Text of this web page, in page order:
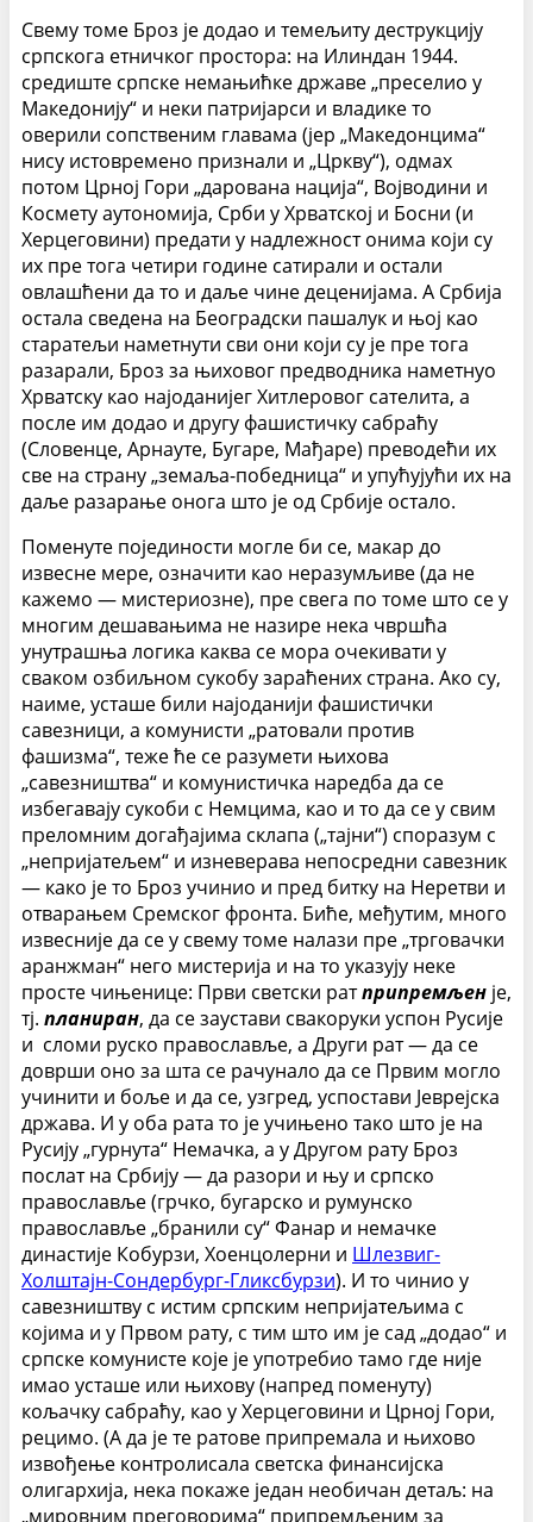
Свему томе Броз је додао и темељиту деструкцију
српскога етничког простора: на Илиндан 1944.
средиште српске немањићке државе „преселио у
Македонију“ и неки патријарси и владике то
оверили сопственим главама (јер „Македонцима“
нису истовремено признали и „Цркву“), одмах
потом Црној Гори „дарована нација“, Војводини и
Космету аутономија, Срби у Хрватској и Босни (и
Херцеговини) предати у надлежност онима који су
их пре тога четири године сатирали и остали
овлашћени да то и даље чине деценијама. А Србија
остала сведена на Београдски пашалук и њој као
старатељи наметнути сви они који су је пре тога
разарали, Броз за њиховог предводника наметнуо
Хрватску као најоданијег Хитлеровог сателита, а
после им додао и другу фашистичку сабраћу
(Словенце, Арнауте, Бугаре, Мађаре) преводећи их
све на страну „земаља-победница“ и упућујући их на
даље разарање онога што је од Србије остало.
Поменуте појединости могле би се, макар до
извесне мере, означити као неразумљиве (да не
кажемо — мистериозне), пре свега по томе што се у
многим дешавањима не назире нека чвршћа
унутрашња логика каква се мора очекивати у
сваком озбиљном сукобу зараћених страна. Ако су,
наиме, усташе били најоданији фашистички
савезници, а комунисти „ратовали против
фашизма“, теже ће се разумети њихова
„савезништва“ и комунистичка наредба да се
избегавају сукоби с Немцима, као и то да се у свим
преломним догађајима склапа („тајни“) споразум с
„непријатељем“ и изневерава непосредни савезник
— како је то Броз учинио и пред битку на Неретви и
отварањем Сремског фронта. Биће, међутим, много
извесније да се у свему томе налази пре „трговачки
аранжман“ него мистерија и на то указују неке
просте чињенице: Први светски ратприпремљен је,
тј. планиран, да се заустави свакоруки успон Русије
и сломи руско православље, а Други рат — да се
доврши оно за шта се рачунало да се Првим могло
учинити и боље и да се, узгред, успостави Јеврејска
држава. И у оба рата то је учињено тако што је на
Русију „гурнута“ Немачка, а у Другом рату Броз
послат на Србију — да разори и њу и српско
православље (грчко, бугарско и румунско
православље „бранили су“ Фанар и немачке
династије Кобурзи, Хоенцолерни и Шлезвиг-
Холштајн-Сондербург-Гликсбурзи). И то чинио у
савезништву с истим српским непријатељима с
којима и у Првом рату, с тим што им је сад „додао“ и
српске комунисте које је употребио тамо где није
имао усташе или њихову (напред поменуту)
кољачку сабраћу, као у Херцеговини и Црној Гори,
рецимо. (А да је те ратове припремала и њихово
извођење контролисала светска финансијска
олигархија, нека покаже један необичан детаљ: на
„мировним преговорима“ припремљеним за